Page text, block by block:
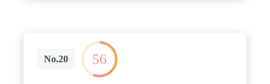
ョン素材を使用し、ペットの重量感を軽減で，減圧
ベルトで長時間背負っても疲れません。両側の収納
ポケットには、財布、携帯電話、ペット用医療カー
ド、ペット用スナック、おもちゃを収納できます。
No.20 56